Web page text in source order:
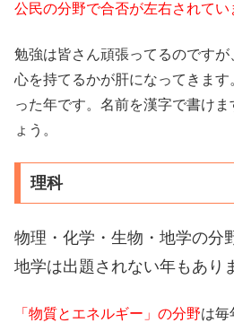
公民の分野で合否が左右されてい
勉強は皆さん頑張ってるのです
心を持てるかが肝になってきま
った年です。名前を漢字で書け
ょう。
理科
物理・化学・生物・地学の分
地学は出題されない年もあり
「物質とエネルギー」の分野は毎